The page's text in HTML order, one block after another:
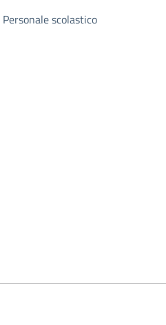
Personale scolastico